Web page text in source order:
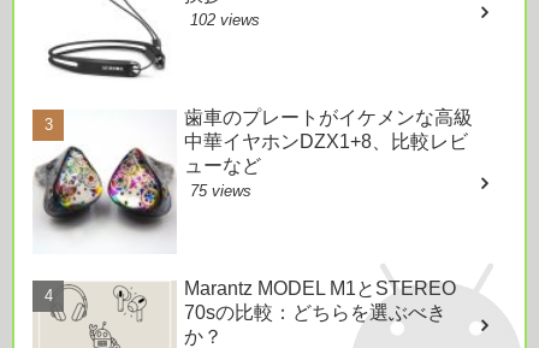
102 views
歯車のプレートがイケメンな高級
中華イヤホンDZX1+8、比較レビ
ューなど
75 views
Marantz MODEL M1とSTEREO
70sの比較：どちらを選ぶべき
か？